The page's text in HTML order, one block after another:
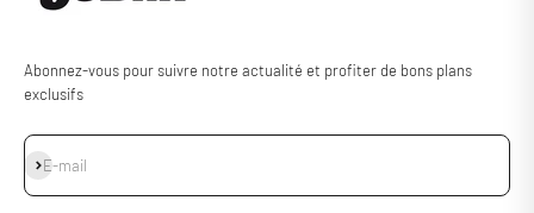
Abonnez-vous pour suivre notre actualité et profiter de bons plans
exclusifs
E-mail
S'inscrire